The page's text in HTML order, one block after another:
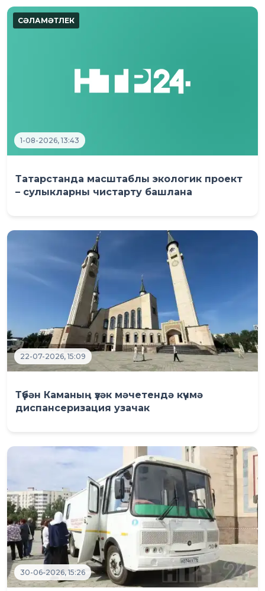
1-08-2026, 13:43
Татарстанда масштаблы экологик проект
– сулыкларны чистарту башлана
22-07-2026, 15:09
Түбән Каманың үзәк мәчетендә күчмә
диспансеризация узачак
30-06-2026, 15:26